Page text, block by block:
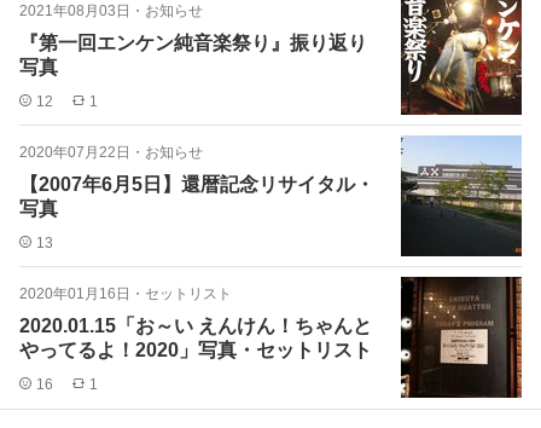
2021年08月03日 ・ お知らせ
『第一回エンケン純音楽祭り』振り返り
写真
12 1
2020年07月22日 ・ お知らせ
【2007年6月5日】還暦記念リサイタル・
写真
13
2020年01月16日 ・ セットリスト
2020.01.15「お～い えんけん！ちゃんと
やってるよ！2020」写真・セットリスト
16 1